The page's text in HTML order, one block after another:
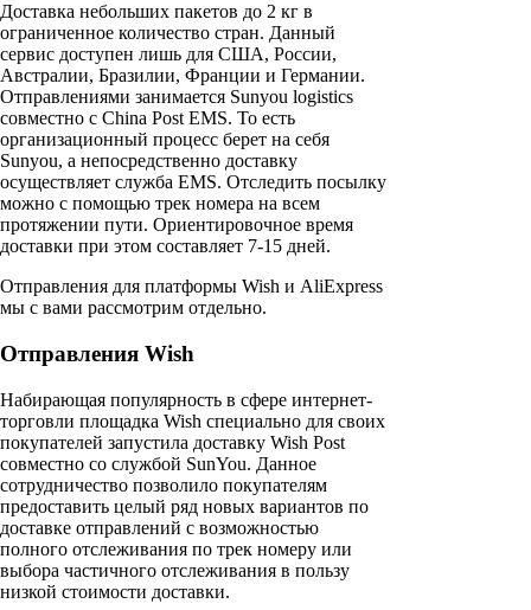
Доставка небольших пакетов до 2 кг в
ограниченное количество стран. Данный
сервис доступен лишь для США, России,
Австралии, Бразилии, Франции и Германии.
Отправлениями занимается Sunyou logistics
совместно с China Post EMS. То есть
организационный процесс берет на себя
Sunyou, а непосредственно доставку
осуществляет служба EMS. Отследить посылку
можно с помощью трек номера на всем
протяжении пути. Ориентировочное время
доставки при этом составляет 7-15 дней.
Отправления для платформы Wish и AliExpress
мы с вами рассмотрим отдельно.
Отправления Wish
Набирающая популярность в сфере интернет-
торговли площадка Wish специально для своих
покупателей запустила доставку Wish Post
совместно со службой SunYou. Данное
сотрудничество позволило покупателям
предоставить целый ряд новых вариантов по
доставке отправлений с возможностью
полного отслеживания по трек номеру или
выбора частичного отслеживания в пользу
низкой стоимости доставки.